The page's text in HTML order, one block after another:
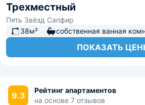
Трехместный
Пять Звёзд Сапфир
38м²
собственная ванная
ПОКАЗАТЬ
9.3
Рейтинг апартаментов
на основе 7 отзывов